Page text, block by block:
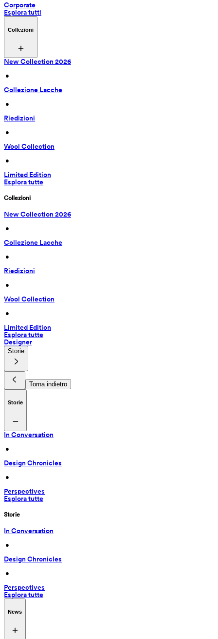
Corporate
Esplora tutti
Collezioni
New Collection 2026
•
Collezione Lacche
•
Riedizioni
•
Wool Collection
•
Limited Edition
Esplora tutte
Collezioni
New Collection 2026
•
Collezione Lacche
•
Riedizioni
•
Wool Collection
•
Limited Edition
Esplora tutte
Designer
Storie
Torna indietro
Storie
In Conversation
•
Design Chronicles
•
Perspectives
Esplora tutte
Storie
In Conversation
•
Design Chronicles
•
Perspectives
Esplora tutte
News